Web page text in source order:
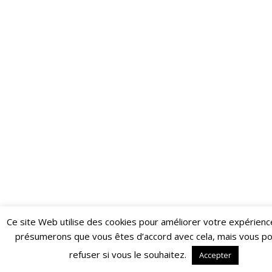
Restez informé·e des dernières actualités du Poing !
ABONNEZ-VOUS À LA NEWSLETTER
Ce site Web utilise des cookies pour améliorer votre
présumerons que vous êtes d’accord avec cela, mais vous
refuser si vous le souhaitez.
Accepter